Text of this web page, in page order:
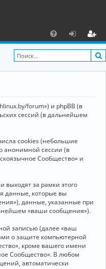
F
A
х
о
ег
и
forum») и phpBB (в
сессий (в дальнейшем
cookies (небольшие
анонимной сессии (в
Сообщество» и
за рамки этого
данные, которые вы
данные, указанные при
«ваши сообщения»).
записью (далее «ваш
о защите компьютерной
кроме вашего имени
Сообщество». В любом
автоматически